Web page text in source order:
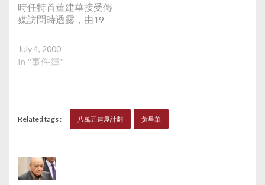
時任特首董建華接受傳
媒訪問時透露，由19
July 4, 2000
In "事件簿"
Related tags : 八萬五建屋計劃 黃星華